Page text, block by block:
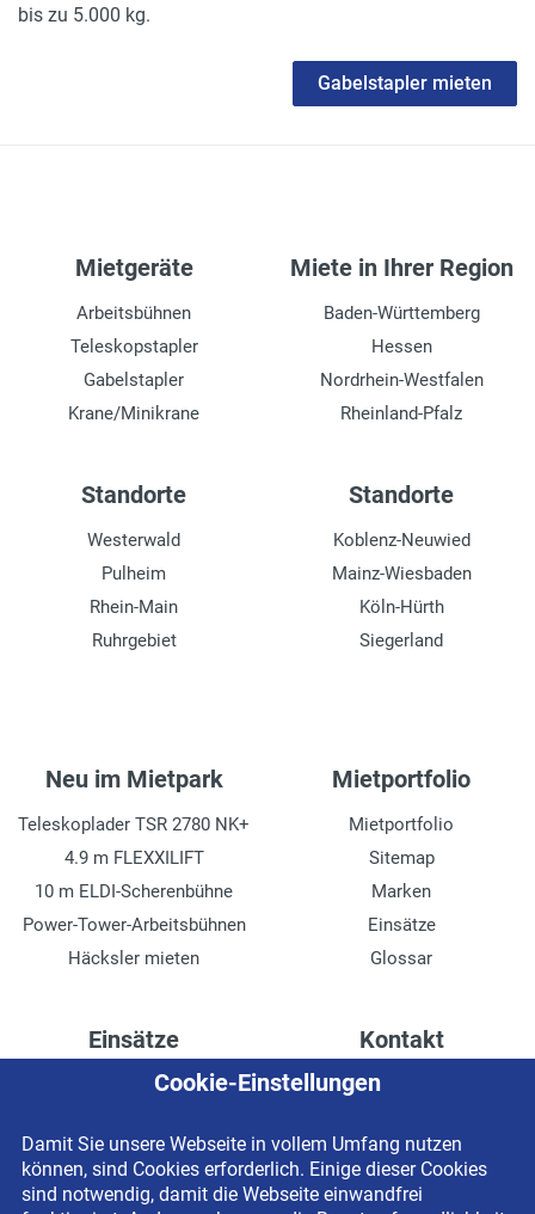
bis zu 5.000 kg.
Gabelstapler mieten
Mietgeräte
Arbeitsbühnen
Teleskopstapler
Gabelstapler
Krane/Minikrane
Miete in Ihrer Region
Baden-Württemberg
Hessen
Nordrhein-Westfalen
Rheinland-Pfalz
Standorte
Westerwald
Pulheim
Rhein-Main
Ruhrgebiet
Standorte
Koblenz-Neuwied
Mainz-Wiesbaden
Köln-Hürth
Siegerland
Neu im Mietpark
Teleskoplader TSR 2780 NK+
4.9 m FLEXXILIFT
10 m ELDI-Scherenbühne
Power-Tower-Arbeitsbühnen
Häcksler mieten
Mietportfolio
Mietportfolio
Sitemap
Marken
Einsätze
Glossar
Einsätze
Höhenzugang für
Drainage verlegen
Fassadenreinigung
Kontakt
Kontaktformular
Impressum
Datenschutzerklärung
Cookie-Einstellungen
Damit Sie unsere Webseite in vollem Umfang nutzen
können, sind Cookies erforderlich. Einige dieser Cookies
sind notwendig, damit die Webseite einwandfrei